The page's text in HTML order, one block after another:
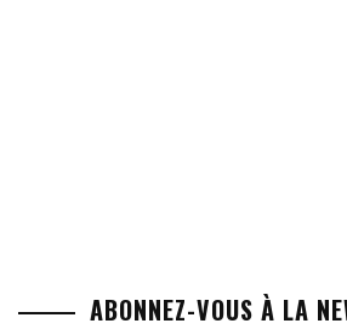
ABONNEZ-VOUS À LA